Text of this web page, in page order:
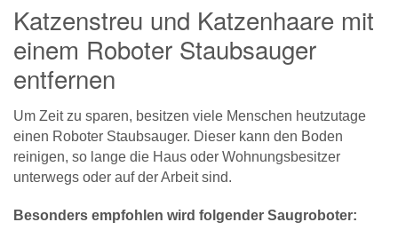
Katzenstreu und Katzenhaare mit
einem Roboter Staubsauger
entfernen
Um Zeit zu sparen, besitzen viele Menschen heutzutage
einen Roboter Staubsauger. Dieser kann den Boden
reinigen, so lange die Haus oder Wohnungsbesitzer
unterwegs oder auf der Arbeit sind.
Besonders empfohlen wird folgender Saugroboter: